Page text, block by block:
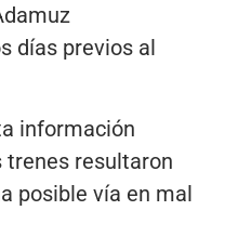
días previos al
información
resultaron
posible vía en mal